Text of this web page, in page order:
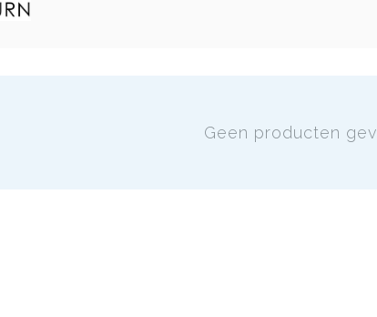
Geen producten